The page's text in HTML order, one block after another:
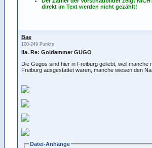
direkt im Text werden nicht gezählt!
Bae
100-249 Punkte
iIa. Re: Goldammer GUGO
Die Gugos sind hier in Freiburg geliebt, weil
Freiburg ausgestattet waren, manche wiesen den
Datei-Anhänge